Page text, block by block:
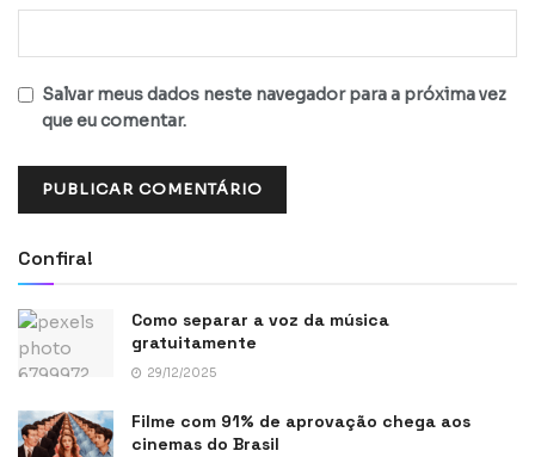
Salvar meus dados neste navegador para a próxima vez
que eu comentar.
Confira!
Como separar a voz da música
gratuitamente
29/12/2025
Filme com 91% de aprovação chega aos
cinemas do Brasil